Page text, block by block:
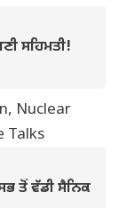
ਸਹਿਮਤੀ!
ਤੋਂ ਵੱਡੀ ਸੈਨਿਕ